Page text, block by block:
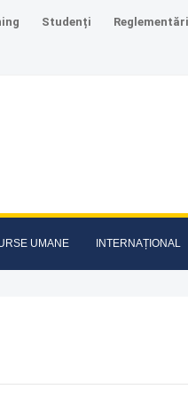
Studenți Reglementări
UMANE INTERNAȚIONAL